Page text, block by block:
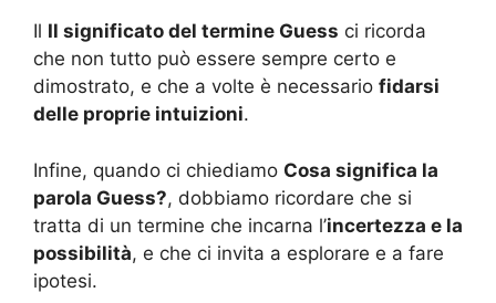
Il Il significato del termine Guess ci ricorda
che non tutto può essere sempre certo e
dimostrato, e che a volte è necessario fidarsi
delle proprie intuizioni.
Infine, quando ci chiediamo Cosa significa la
parola Guess?, dobbiamo ricordare che si
tratta di un termine che incarna l’incertezza e la
possibilità, e che ci invita a esplorare e a fare
ipotesi.